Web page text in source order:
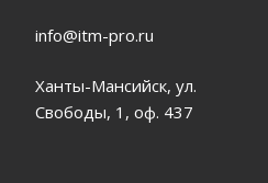
info@itm-pro.ru
Ханты-Мансийск, ул.
Свободы, 1, оф. 437